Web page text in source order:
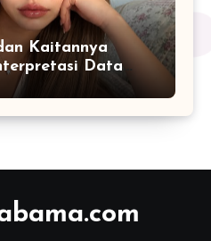
Kaitannya
Data